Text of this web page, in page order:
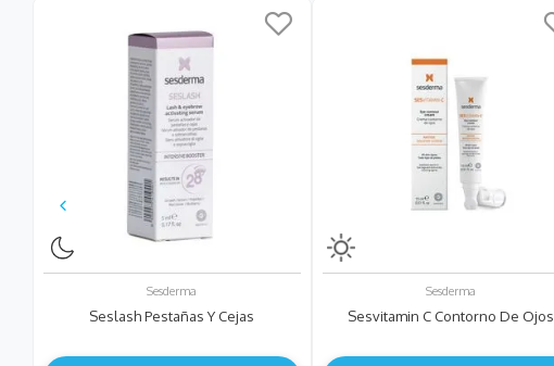
Sesderma
Seslash Pestañas Y Cejas
Sesderma
Sesvitamin C Contorno De Ojos